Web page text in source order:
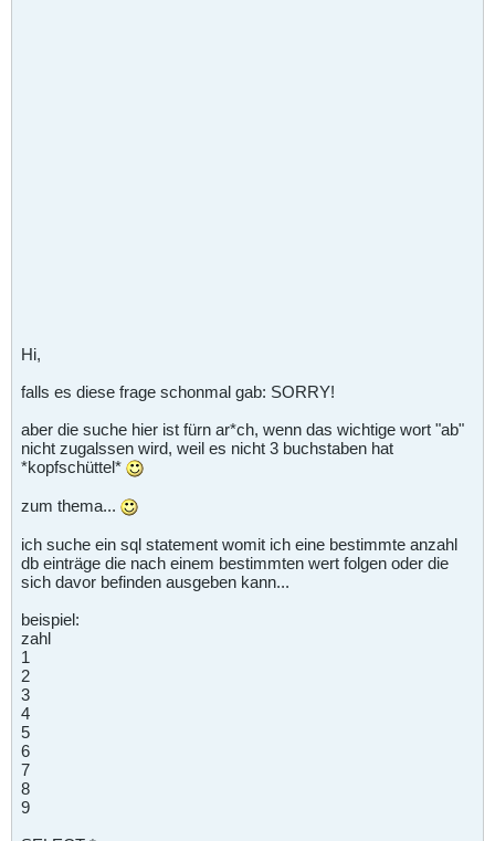
Hi,
falls es diese frage schonmal gab: SORRY!
aber die suche hier ist fürn ar*ch, wenn das wichtige wort "ab"
nicht zugalssen wird, weil es nicht 3 buchstaben hat
*kopfschüttel*
zum thema...
ich suche ein sql statement womit ich eine bestimmte anzahl
db einträge die nach einem bestimmten wert folgen oder die
sich davor befinden ausgeben kann...
beispiel:
zahl
1
2
3
4
5
6
7
8
9